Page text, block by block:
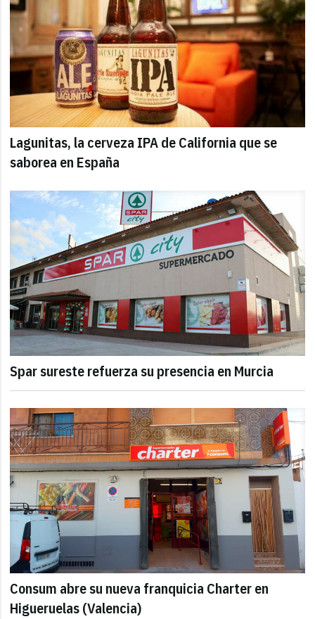
Lagunitas, la cerveza IPA de California que se
saborea en España
Spar sureste refuerza su presencia en Murcia
Consum abre su nueva franquicia Charter en
Higueruelas (Valencia)